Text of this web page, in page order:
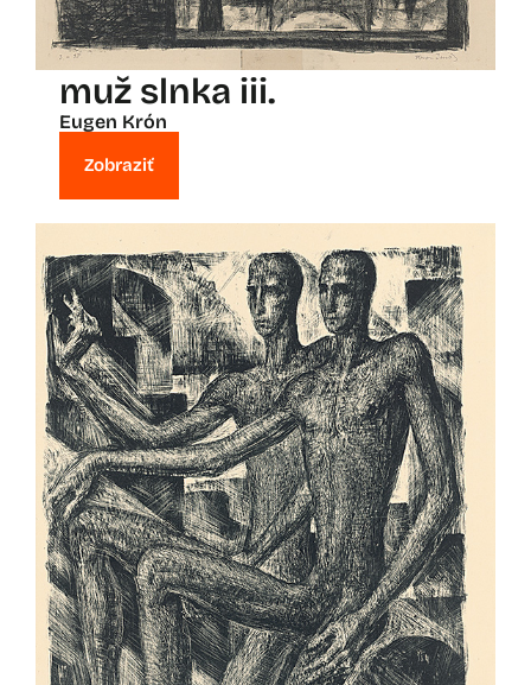
muž slnka iii.
Eugen Krón
Zobraziť